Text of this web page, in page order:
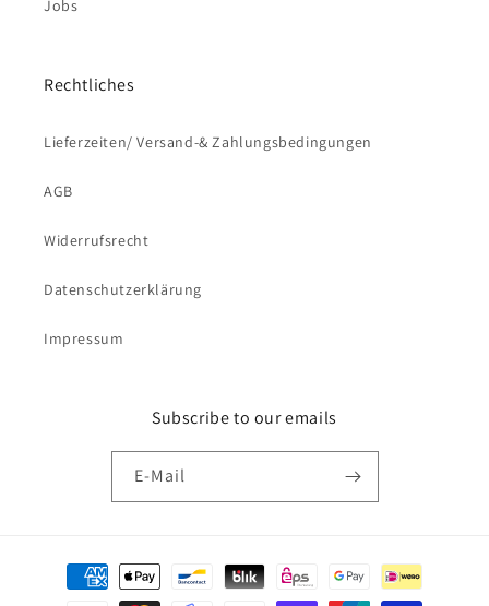
Jobs
Rechtliches
Lieferzeiten/ Versand-& Zahlungsbedingungen
AGB
Widerrufsrecht
Datenschutzerklärung
Impressum
Subscribe to our emails
E-Mail
Zahlungsmethoden